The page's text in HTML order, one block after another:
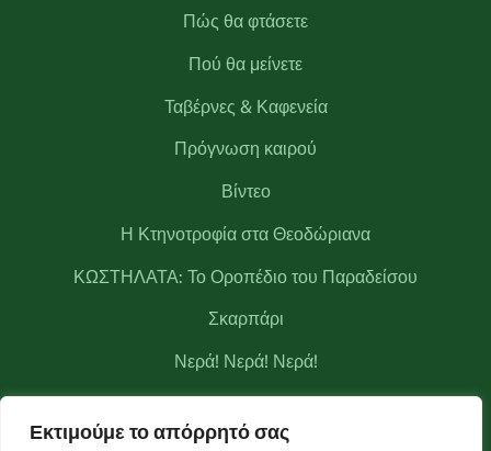
Εκτιμούμε το απόρρητό σας
Πώς θα φτάσετε
Πού θα μείνετε
Ταβέρνες & Καφενεία
Πρόγνωση καιρού
Βίντεο
Η Κτηνοτροφία στα Θεοδώριανα
ΚΩΣΤΗΛΑΤΑ: Το Οροπέδιο του Παραδείσου
Σκαρπάρι
Νερά! Νερά! Νερά!